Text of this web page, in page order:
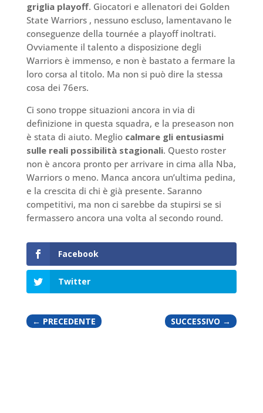
griglia playoff. Giocatori e allenatori dei Golden
State Warriors , nessuno escluso, lamentavano le
conseguenze della tournée a playoff inoltrati.
Ovviamente il talento a disposizione degli
Warriors è immenso, e non è bastato a fermare la
loro corsa al titolo. Ma non si può dire la stessa
cosa dei 76ers.
Ci sono troppe situazioni ancora in via di
definizione in questa squadra, e la preseason non
è stata di aiuto. Meglio calmare gli entusiasmi
sulle reali possibilità stagionali. Questo roster
non è ancora pronto per arrivare in cima alla Nba,
Warriors o meno. Manca ancora un’ultima pedina,
e la crescita di chi è già presente. Saranno
competitivi, ma non ci sarebbe da stupirsi se si
fermassero ancora una volta al secondo round.
Facebook
Twitter
← PRECEDENTE SUCCESSIVO →